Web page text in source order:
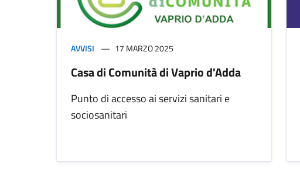
AVVISI 17 MARZO 2025
Casa di Comunità di Vaprio d'Adda
Punto di accesso ai servizi sanitari e
sociosanitari